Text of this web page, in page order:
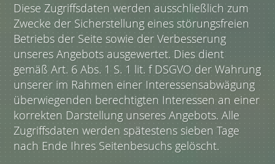
Diese Zugriffsdaten werden ausschließlich zum
Zwecke der Sicherstellung eines störungsfreien
Betriebs der Seite sowie der Verbesserung
unseres Angebots ausgewertet. Dies dient
gemäß Art. 6 Abs. 1 S. 1 lit. f DSGVO der Wahrung
unserer im Rahmen einer Interessensabwägung
überwiegenden berechtigten Interessen an einer
korrekten Darstellung unseres Angebots. Alle
Zugriffsdaten werden spätestens sieben Tage
nach Ende Ihres Seitenbesuchs gelöscht.